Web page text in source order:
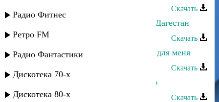
Радио Фитнес
Ретро FM
Радио Фантастики
Дискотека 70-х
Дискотека 80-х
Скачать
Марина Мустафаева - Свети, мой Дагестан
Скачать
Марина Мустафаева - Рожденный для меня
Скачать
Марина Мустафаева - Для вас пою
Скачать